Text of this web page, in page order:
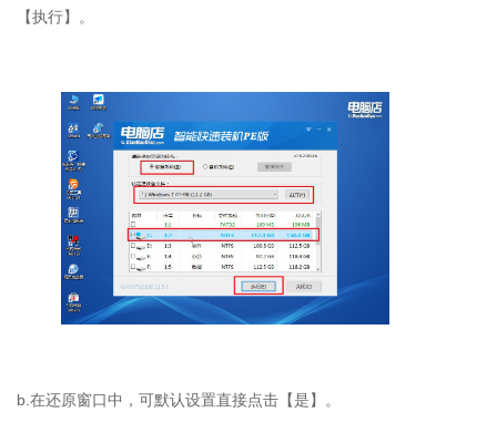
【执行】。
b.在还原窗口中，可默认设置直接点击【是】。